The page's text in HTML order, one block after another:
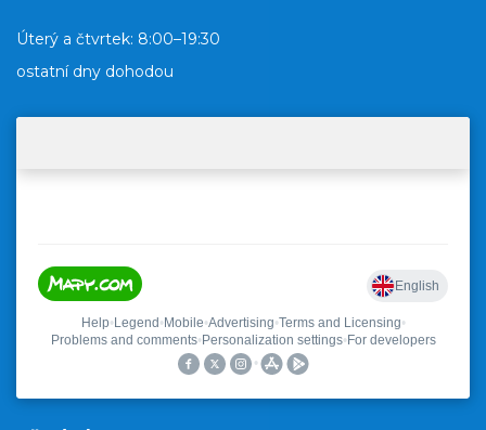
Úterý a čtvrtek: 8:00–19:30
ostatní dny dohodou